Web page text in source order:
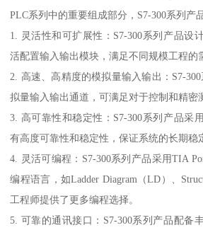
PLC系列中的重要组成部分，S7-300系列产
1. 灵活性和可扩展性：S7-300系列产品设
活配置输入输出模块，满足不同规模工程的
2. 高速、高精度的模拟量输入输出：S7-
拟量输入输出通道，可满足对于控制和精密
3. 高可靠性和稳定性：S7-300系列产品采
有高度可靠性和稳定性，保证系统的长期稳
4. 灵活可编程：S7-300系列产品采用TIA
编程语言，如Ladder Diagram（LD）、
工程师提供了更多编程选择。
5. 可靠的通讯接口：S7-300系列产品配备